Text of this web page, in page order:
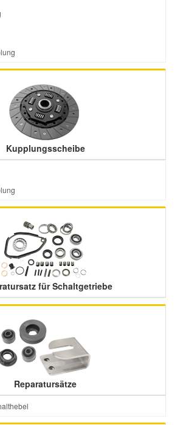
Kupplungsscheibe
für Schaltgetriebe
Reparatursätze